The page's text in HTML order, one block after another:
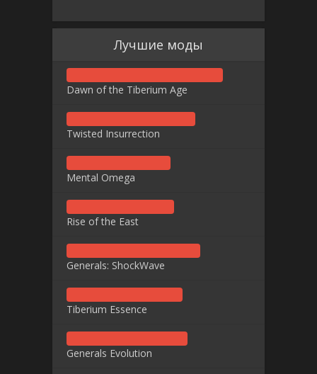
Лучшие моды
Dawn of the Tiberium Age
Twisted Insurrection
Mental Omega
Rise of the East
Generals: ShockWave
Tiberium Essence
Generals Evolution